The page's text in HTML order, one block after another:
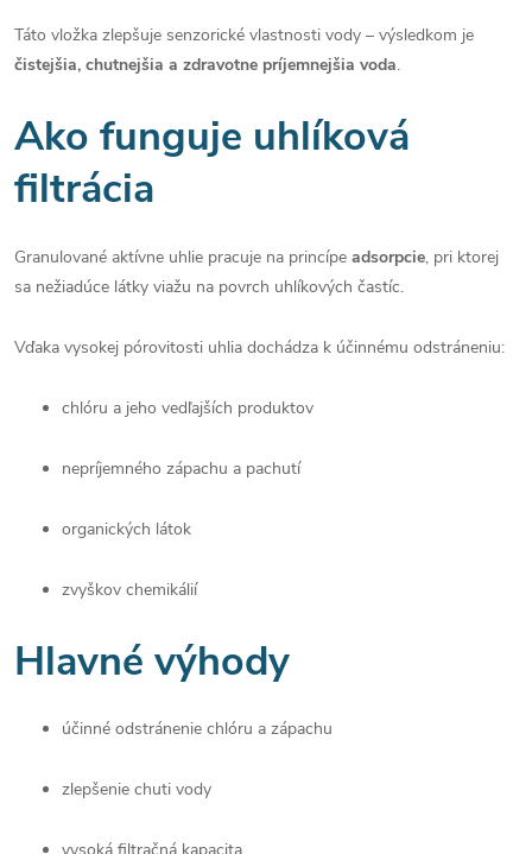
Táto vložka zlepšuje senzorické vlastnosti vody – výsledkom je
čistejšia, chutnejšia a zdravotne príjemnejšia voda.
Ako funguje uhlíková
filtrácia
Granulované aktívne uhlie pracuje na princípe adsorpcie, pri ktorej
sa nežiadúce látky viažu na povrch uhlíkových častíc.
Vďaka vysokej pórovitosti uhlia dochádza k účinnému odstráneniu:
chlóru a jeho vedľajších produktov
nepríjemného zápachu a pachutí
organických látok
zvyškov chemikálií
Hlavné výhody
účinné odstránenie chlóru a zápachu
zlepšenie chuti vody